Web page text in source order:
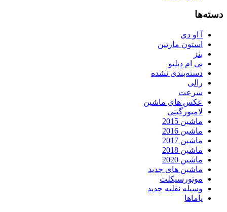
دسته‌ها
آ او دی
استون مارتین
بنز
بی ام دبلیو
دسته‌بندی نشده
رالی
سرعت
عکس های ماشین
لامبورگینی
ماشین 2015
ماشین 2016
ماشین 2017
ماشین 2018
ماشین 2020
ماشین های جدید
موتورسیکلت
وسیله نقلیه جدید
یاماها